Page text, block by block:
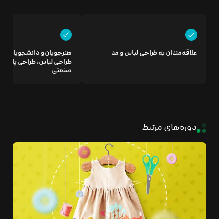
علاقه‌مندان به طراحی لباس و مد
هنرجویان و دانشجویان
طراحی لباس، طراحی
صنعتی
دوره‌های مرتبط